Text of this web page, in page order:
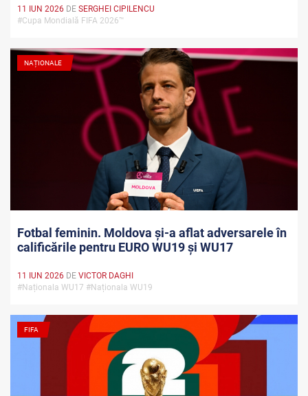
11 IUN 2026 DE SERGHEI CIPILENCU
#Cupa Mondială FIFA 2026™
NAȚIONALE
Fotbal feminin. Moldova și-a aflat adversarele în
calificările pentru EURO WU19 și WU17
11 IUN 2026 DE VICTOR DAGHI
#Naționala WU17 #Naționala WU19
FIFA